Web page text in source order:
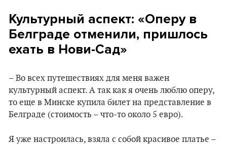
Культурный аспект: «Оперу в
Белграде отменили, пришлось
ехать в Нови-Сад»
– Во всех путешествиях для меня важен
культурный аспект. А так как я очень люблю оперу,
то еще в Минске купила билет на представление в
Белграде (стоимость – что-то около 5 евро).
Я уже настроилась, взяла с собой красивое платье –